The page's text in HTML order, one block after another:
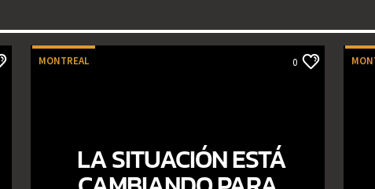
MONTREAL 0
LA SITUACIÓN ESTÁ